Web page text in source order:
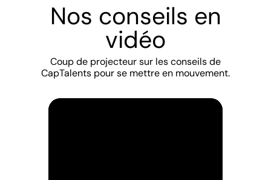
Nos conseils en
vidéo
Coup de projecteur sur les conseils de
CapTalents pour se mettre en mouvement.